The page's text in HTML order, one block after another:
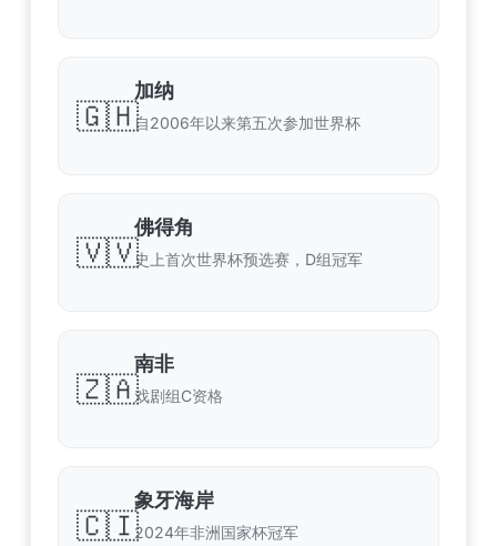
🇬🇭
加纳
自2006年以来第五次参加世界杯
🇻🇻
佛得角
史上首次世界杯预选赛，D组冠军
🇿🇦
南非
戏剧组C资格
🇨🇮
象牙海岸
2024年非洲国家杯冠军